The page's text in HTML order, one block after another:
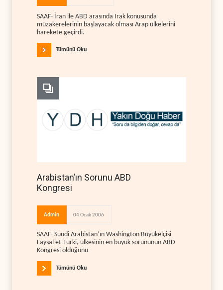
SAAF- İran ile ABD arasında Irak konusunda
müzakerelerinin başlayacak olması Arap ülkelerini
harekete geçirdi.
Tümünü Oku
Arabistan’ın Sorunu ABD
Kongresi
Admin 04 Ocak 2006
SAAF- Suudi Arabistan’ın Washington Büyükelçisi
Faysal et-Turki, ülkesinin en büyük sorununun ABD
Kongresi olduğunu
Tümünü Oku